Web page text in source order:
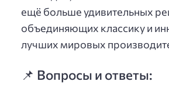
ещё больше удивительных
объединяющих классику и
лучших мировых
📌 Вопросы и ответы: